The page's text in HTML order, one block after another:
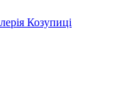
Козупиці